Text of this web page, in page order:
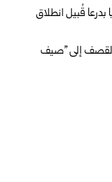
قُبيل انطلاق